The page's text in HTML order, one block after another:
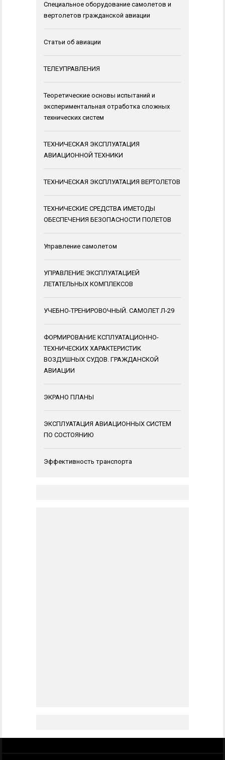
Специальное оборудование самолетов и
вертолетов гражданской авиации
Статьи об авиации
ТЕЛЕУПРАВЛЕНИЯ
Теоретические основы испытаний и
экспериментальная отработка сложных
технических систем
ТЕХНИЧЕСКАЯ ЭКСПЛУАТАЦИЯ
АВИАЦИОННОЙ ТЕХНИКИ
ТЕХНИЧЕСКАЯ ЭКСПЛУАТАЦИЯ ВЕРТОЛЕТОВ
ТЕХНИЧЕСКИЕ СРЕДСТВА ИМЕТОДЫ
ОБЕСПЕЧЕНИЯ БЕЗОПАСНОСТИ ПОЛЕТОВ
Управление самолетом
УПРАВЛЕНИЕ ЭКСПЛУАТАЦИЕЙ
ЛЕТАТЕЛЬНЫХ КОМПЛЕКСОВ
УЧЕБНО-ТРЕНИРОВОЧНЫЙ. САМОЛЕТ Л-29
ФОРМИРОВАНИЕ КСПЛУАТАЦИОННО-
ТЕХНИЧЕСКИХ ХАРАКТЕРИСТИК
ВОЗДУШНЫХ СУДОВ. ГРАЖДАНСКОЙ
АВИАЦИИ
ЭКРАНО ПЛАНЫ
ЭКСПЛУАТАЦИЯ АВИАЦИОННЫХ СИСТЕМ
ПО СОСТОЯНИЮ
Эффективность транспорта